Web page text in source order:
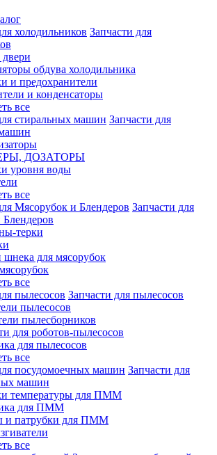
Запчасти для
двери
обдува холодильника
и предохранители
и конденсаторы
все
Запчасти для
ДОЗАТОРЫ
уровня воды
все
Запчасти для
терки
шнека для мясорубок
все
Запчасти для пылесосов
пылесосов
пылесборников
для роботов-пылесосов
для пылесосов
все
Запчасти для
машин
температуры для ПММ
для ПММ
и патрубки для ПММ
все